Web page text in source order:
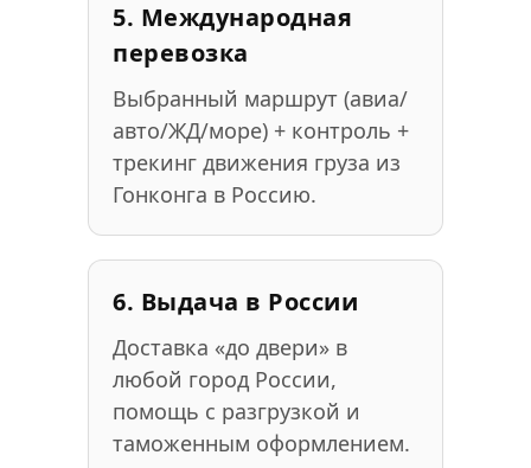
5. Международная
перевозка
Выбранный маршрут (авиа/
авто/ЖД/море) + контроль +
трекинг движения груза из
Гонконга в Россию.
6. Выдача в России
Доставка «до двери» в
любой город России,
помощь с разгрузкой и
таможенным оформлением.